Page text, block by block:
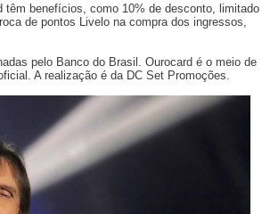
benefícios, como 10% de desconto, limitado
de pontos Livelo na compra dos ingressos,
pelo Banco do Brasil. Ourocard é o meio de
A realização é da DC Set Promoções.